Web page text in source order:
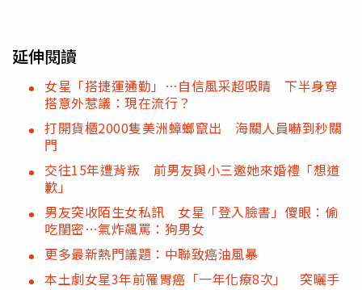
延伸閱讀
女星「搭捷運通勤」…自信風采超吸睛 下半身穿
搭意外惹議：現在流行？
打開貨櫃2000隻美洲蟑螂竄出 海關人員嚇到秒關
門
交往15年遭背叛 前男友與小三邀她來婚禮「想道
歉」
男友突收陌生女私訊 女星「登入臉書」傻眼：偷
吃閨密…氣炸飆罵：狗男女
更多最新熱門議題：中聯致癌油風暴
本土劇女星3年前罹胃癌「一年化療8次」 突曬手